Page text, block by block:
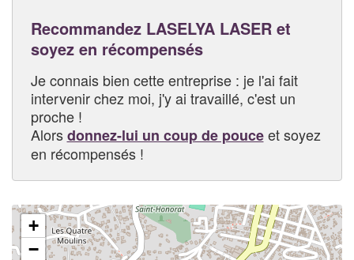
Recommandez LASELYA LASER et
soyez en récompensés
Je connais bien cette entreprise : je l'ai fait
intervenir chez moi, j'y ai travaillé, c'est un
proche !
Alorsdonnez-lui un coup de pouceet soyez
en récompensés !
+
−